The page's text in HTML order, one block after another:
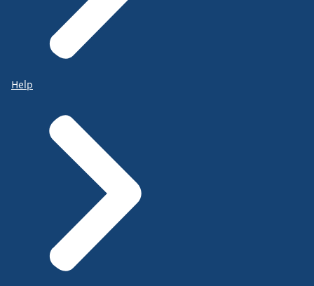
Help